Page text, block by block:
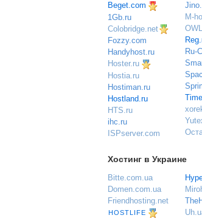
Beget.com
1Gb.ru
Colobridge.net
Fozzy.com
Handyhost.ru
Hoster.ru
Hostia.ru
Hostiman.ru
Hostland.ru
HTS.ru
ihc.ru
ISPserver.com
M-
Ru-
Хостинг в Украине
Bitte.com.ua
Domen.com.ua
Friendhosting.net
HOSTLIFE